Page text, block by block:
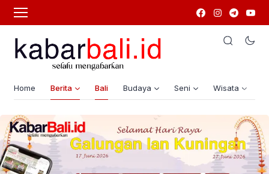
Home Berita Bali Budaya Seni Wisata